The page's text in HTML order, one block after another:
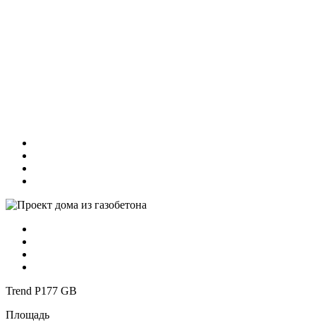
Trend P177 GB
Площадь